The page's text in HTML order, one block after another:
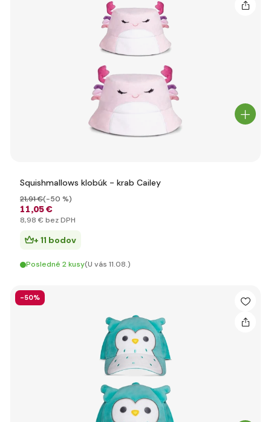
Squishmallows klobúk - krab Cailey
11,05 €
21,91 €(-50 %)
8,98 € bez DPH
+ 11 bodov
Posledné 2 kusy(U vás 11.08.)
-50%